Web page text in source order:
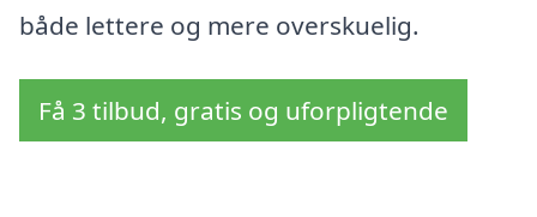
både lettere og mere overskuelig.
Få 3 tilbud, gratis og uforpligtende